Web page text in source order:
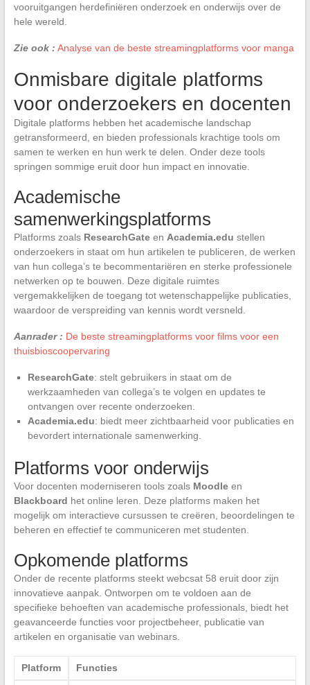
vooruitgangen herdefiniëren onderzoek en onderwijs over de
hele wereld.
Zie ook : Analyse van de beste streamingplatforms voor manga
Onmisbare digitale platforms
voor onderzoekers en docenten
Digitale platforms hebben het academische landschap
getransformeerd, en bieden professionals krachtige tools om
samen te werken en hun werk te delen. Onder deze tools
springen sommige eruit door hun impact en innovatie.
Academische
samenwerkingsplatforms
Platforms zoals ResearchGateen Academia.edu stellen
onderzoekers in staat om hun artikelen te publiceren, de werken
van hun collega’s te becommentariëren en sterke professionele
netwerken op te bouwen. Deze digitale ruimtes
vergemakkelijken de toegang tot wetenschappelijke publicaties,
waardoor de verspreiding van kennis wordt versneld.
Aanrader : De beste streamingplatforms voor films voor een
thuisbioscoopervaring
ResearchGate: stelt gebruikers in staat om de
werkzaamheden van collega’s te volgen en updates te
ontvangen over recente onderzoeken.
Academia.edu: biedt meer zichtbaarheid voor publicaties en
bevordert internationale samenwerking.
Platforms voor onderwijs
Voor docenten moderniseren tools zoals Moodleen
Blackboard het online leren. Deze platforms maken het
mogelijk om interactieve cursussen te creëren, beoordelingen te
beheren en effectief te communiceren met studenten.
Opkomende platforms
Onder de recente platforms steekt webcsat 58 eruit door zijn
innovatieve aanpak. Ontworpen om te voldoen aan de
specifieke behoeften van academische professionals, biedt het
geavanceerde functies voor projectbeheer, publicatie van
artikelen en organisatie van webinars.
Platform Functies